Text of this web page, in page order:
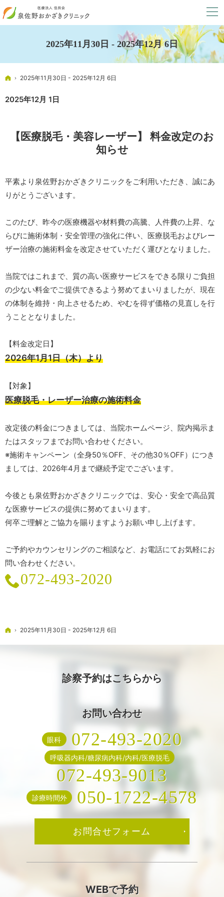
2025年11月30日 - 2025年12月 6日
ホーム
2025年11月30日 - 2025年12月 6日
2025年12月 1日
【医療脱毛・美容レーザー】 料金改定のお
知らせ
平素より泉佐野おかざきクリニックをご利用いただき、誠にあ
りがとうございます。
このたび、昨今の医療機器や材料費の高騰、人件費の上昇、な
らびに施術体制・安全管理の強化に伴い、医療脱毛およびレー
ザー治療の施術料金を改定させていただく運びとなりました。
当院ではこれまで、質の高い医療サービスをできる限りご負担
の少ない料金でご提供できるよう努めてまいりましたが、現在
の体制を維持・向上させるため、やむを得ず価格の見直しを行
うこととなりました。
【料金改定日】
2026年1月1日（木）より
【対象】
医療脱毛・レーザー治療の施術料金
改定後の料金につきましては、当院ホームページ、院内掲示ま
たはスタッフまでお問い合わせください。
※施術キャンペーン（全身50％OFF、その他30％OFF）につき
ましては、2026年4月まで継続予定でございます。
今後とも泉佐野おかざきクリニックでは、安心・安全で高品質
な医療サービスの提供に努めてまいります。
何卒ご理解とご協力を賜りますようお願い申し上げます。
ご予約やカウンセリングのご相談など、お電話にてお気軽にお
問い合わせください。
072-493-2020
ホーム
2025年11月30日 - 2025年12月 6日
診察予約はこちらから
お問い合わせ
眼科 072-493-2020
呼吸器内科/糖尿病内科/内科/医療脱毛
072-493-9013
診療時間外 050-1722-4578
お問合せフォーム
WEBで予約